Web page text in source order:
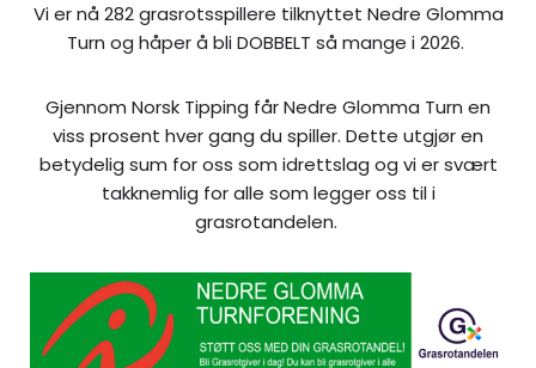
Vi er nå 282 grasrotsspillere tilknyttet Nedre Glomma
Turn og håper å bli DOBBELT så mange i 2026.
Gjennom Norsk Tipping får Nedre Glomma Turn en
viss prosent hver gang du spiller. Dette utgjør en
betydelig sum for oss som idrettslag og vi er svært
takknemlig for alle som legger oss til i
grasrotandelen.